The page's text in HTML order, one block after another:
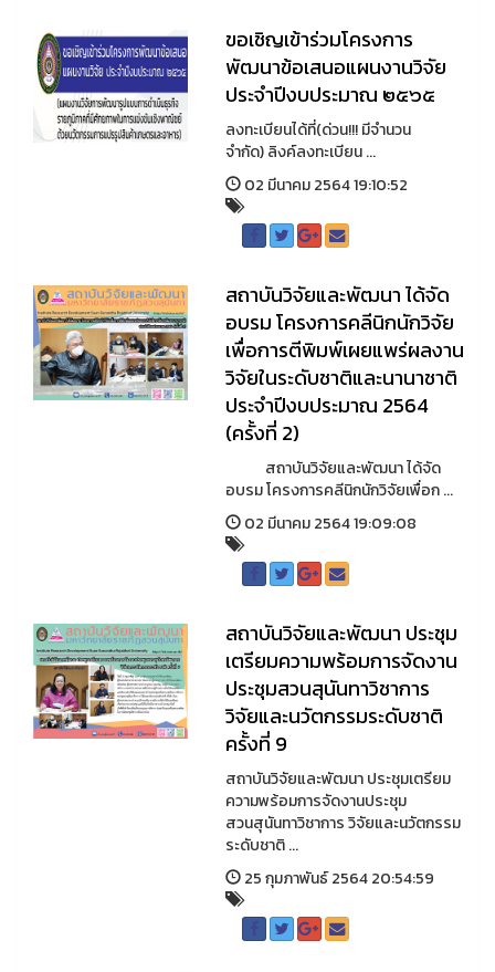
ขอเชิญเข้าร่วมโครงการ
พัฒนาข้อเสนอแผนงานวิจัย
ประจำปีงบประมาณ ๒๕๖๕
ลงทะเบียนได้ที่(ด่วน!!! มีจำนวน
จำกัด) ลิงค์ลงทะเบียน ...
02 มีนาคม 2564 19:10:52
สถาบันวิจัยและพัฒนา ได้จัด
อบรม โครงการคลีนิกนักวิจัย
เพื่อการตีพิมพ์เผยแพร่ผลงาน
วิจัยในระดับชาติและนานาชาติ
ประจำปีงบประมาณ 2564
(ครั้งที่ 2)
สถาบันวิจัยและพัฒนา ได้จัด
อบรม โครงการคลีนิกนักวิจัยเพื่อก ...
02 มีนาคม 2564 19:09:08
สถาบันวิจัยและพัฒนา ประชุม
เตรียมความพร้อมการจัดงาน
ประชุมสวนสุนันทาวิชาการ
วิจัยและนวัตกรรมระดับชาติ
ครั้งที่ 9
สถาบันวิจัยและพัฒนา ประชุมเตรียม
ความพร้อมการจัดงานประชุม
สวนสุนันทาวิชาการ วิจัยและนวัตกรรม
ระดับชาติ ...
25 กุมภาพันธ์ 2564 20:54:59